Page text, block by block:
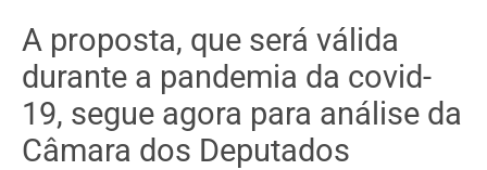
A proposta, que será válida
durante a pandemia da covid-
19, segue agora para análise da
Câmara dos Deputados